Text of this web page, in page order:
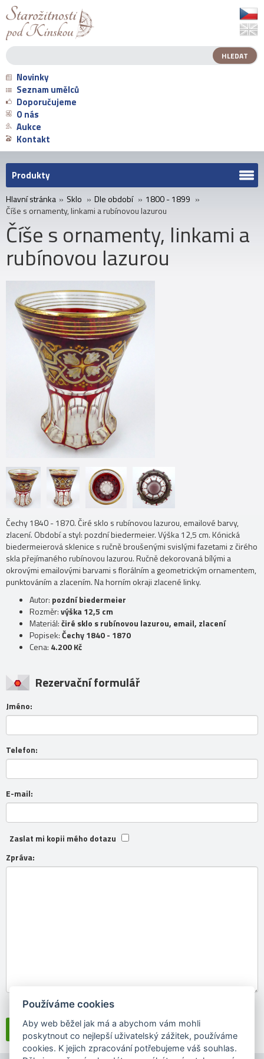
Novinky
Seznam umělců
Doporučujeme
O nás
Aukce
Kontakt
Produkty
Hlavní stránka » Sklo » Dle období » 1800 - 1899 »
Číše s ornamenty, linkami a rubínovou lazurou
Číše s ornamenty, linkami a
rubínovou lazurou
Čechy 1840 - 1870. Čiré sklo s rubínovou lazurou, emailové barvy,
zlacení. Období a styl: pozdní biedermeier. Výška 12,5 cm. Kónická
biedermeierová sklenice s ručně broušenými svislými fazetami z čirého
skla přejímaného rubínovou lazurou. Ručně dekorovaná bílými a
okrovými emailovými barvami s florálním a geometrickým ornamentem,
punktováním a zlacením. Na horním okraji zlacené linky.
Autor: pozdní biedermeier
Rozměr:výška 12,5 cm
Materiál:čiré sklo s rubínovou lazurou, email, zlacení
Popisek:Čechy 1840 - 1870
Cena: 4.200 Kč
Rezervační formulář
Jméno:
Telefon:
E-mail:
Zaslat mi kopii mého dotazu
Zpráva:
Souhlasím sezpracováním osobních údajů
Používáme cookies
Aby web běžel jak má a abychom vám mohli
poskytnout co nejlepší uživatelský zážitek, používáme
cookies. K jejich zpracování potřebujeme váš souhlas.